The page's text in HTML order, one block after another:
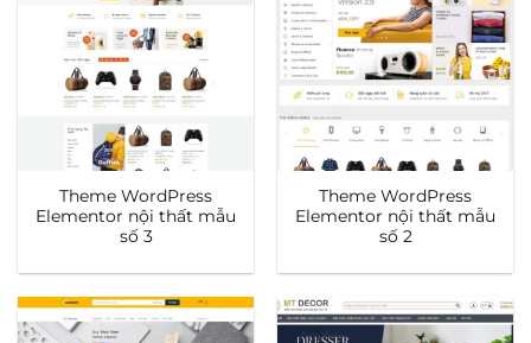
Theme WordPress
Elementor nội thất mẫu
số 3
Theme WordPress
Elementor nội thất mẫu
số 2